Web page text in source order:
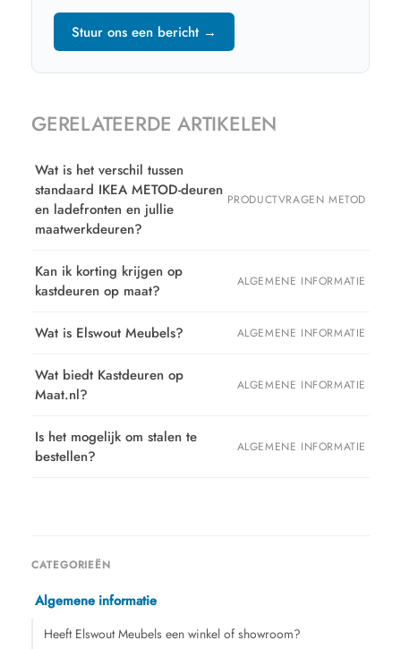
CATEGORIEËN
Algemene informatie
Heeft Elswout Meubels een winkel of showroom?
Stuur ons een bericht →
GERELATEERDE ARTIKELEN
Wat is het verschil tussen
standaard IKEA METOD-deuren
en ladefronten en jullie
maatwerkdeuren?
PRODUCTVRAGEN METOD
Kan ik korting krijgen op
kastdeuren op maat?
ALGEMENE INFORMATIE
Wat is Elswout Meubels? ALGEMENE INFORMATIE
Wat biedt Kastdeuren op
Maat.nl?
ALGEMENE INFORMATIE
Is het mogelijk om stalen te
bestellen?
ALGEMENE INFORMATIE